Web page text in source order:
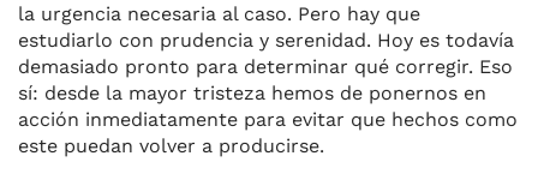
la urgencia necesaria al caso. Pero hay que
estudiarlo con prudencia y serenidad. Hoy es todavía
demasiado pronto para determinar qué corregir. Eso
sí: desde la mayor tristeza hemos de ponernos en
acción inmediatamente para evitar que hechos como
este puedan volver a producirse.